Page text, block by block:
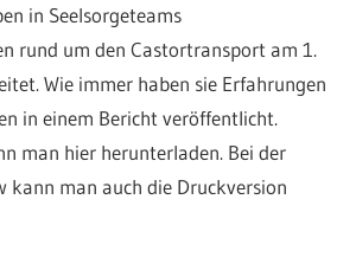
in Seelsorgeteams
rund um den Castortransport am 1.
Wie immer haben sie Erfahrungen
in einem Bericht veröffentlicht.
man hier herunterladen. Bei der
kann man auch die Druckversion